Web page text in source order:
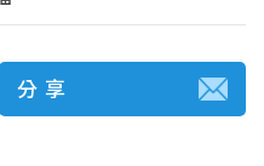
分 享